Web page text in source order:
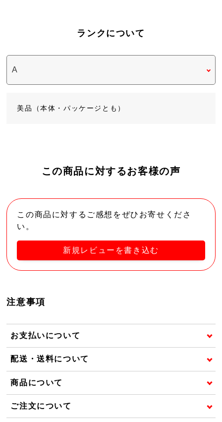
ランクについて
美品（本体・パッケージとも）
この商品に対するお客様の声
この商品に対するご感想をぜひお寄せくださ
い。
新規レビューを書き込む
注意事項
お支払いについて
配送・送料について
商品について
ご注文について